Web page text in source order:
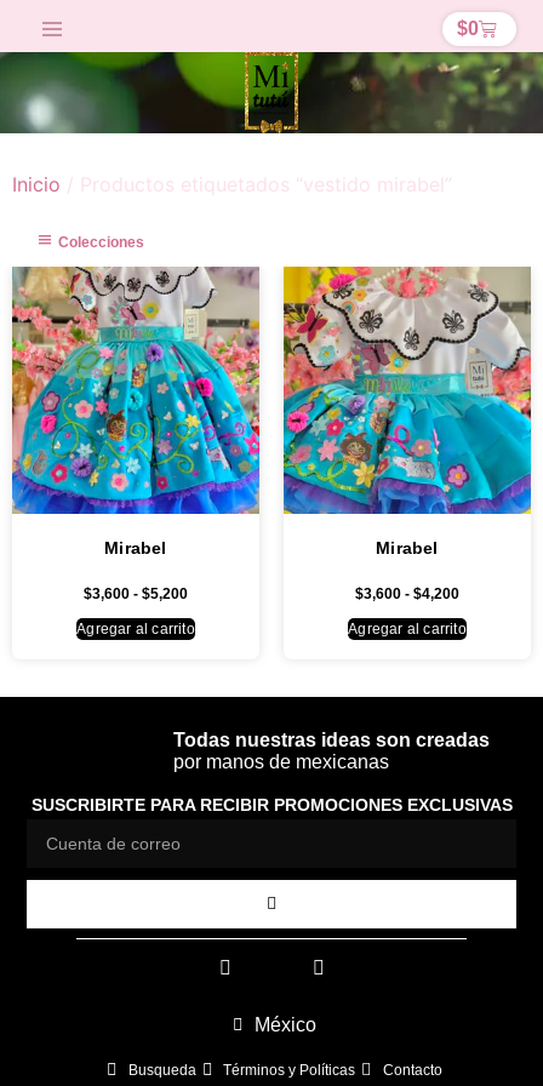
$0
Inicio / Productos etiquetados “vestido mirabel”
Colecciones
Mirabel
$3,600 - $5,200
Agregar al carrito
Mirabel
$3,600 - $4,200
Agregar al carrito
Todas nuestras ideas son creadas
por manos de mexicanas
SUSCRIBIRTE PARA RECIBIR PROMOCIONES EXCLUSIVAS
México
Busqueda Términos y Políticas Contacto